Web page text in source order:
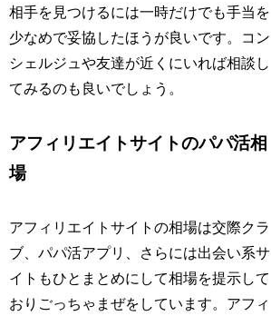
相手を見つけるには一時だけでも手当を
少なめで妥協したほうが良いです。コン
シェルジュや友達が近くにいれば相談し
てみるのも良いでしょう。
アフィリエイトサイトのパパ活相
場
アフィリエイトサイトの相場は交際クラ
ブ、パパ活アプリ、さらには出会い系サ
イトもひとまとめにして相場を提示して
おりごっちゃまぜをしています。アフィ